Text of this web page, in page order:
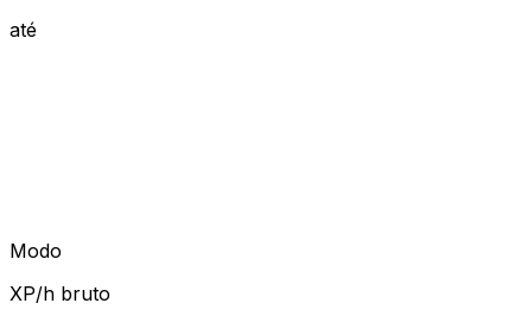
até
Modo
XP/h bruto